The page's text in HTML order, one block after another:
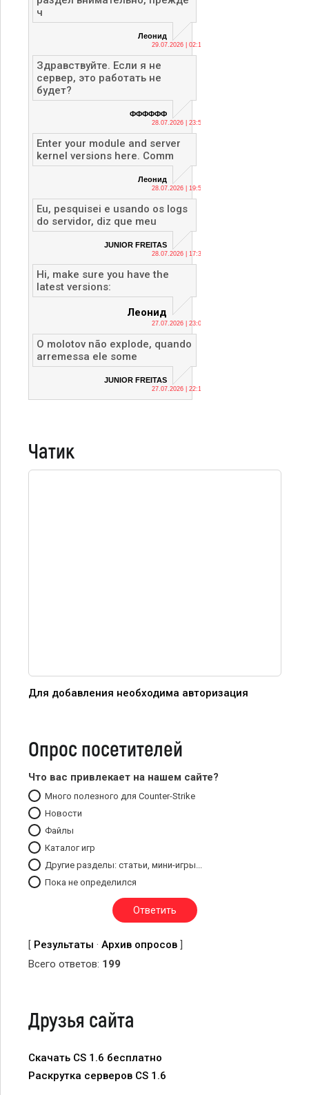
ч
Леонид
29.07.2026 | 02:12
Здравствуйте. Если я не
сервер, это работать не
будет?
ФФФФФФ
28.07.2026 | 23:56
Enter your module and server
kernel versions here. Comm
Леонид
28.07.2026 | 19:53
Eu, pesquisei e usando os logs
do servidor, diz que meu
JUNIOR FREITAS
28.07.2026 | 17:36
Hi, make sure you have the
latest versions:
Леонид
27.07.2026 | 23:04
O molotov não explode, quando
arremessa ele some
JUNIOR FREITAS
27.07.2026 | 22:12
Чатик
Для добавления необходима авторизация
Опрос посетителей
Что вас привлекает на нашем сайте?
Много полезного для Counter-Strike
Новости
Файлы
Каталог игр
Другие разделы: статьи, мини-игры...
Пока не определился
[ Результаты · Архив опросов ]
Всего ответов: 199
Друзья сайта
Скачать CS 1.6 бесплатно
Раскрутка серверов CS 1.6